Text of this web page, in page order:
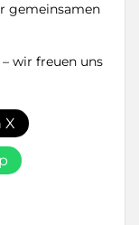
gemeinsamen
– wir freuen uns
X